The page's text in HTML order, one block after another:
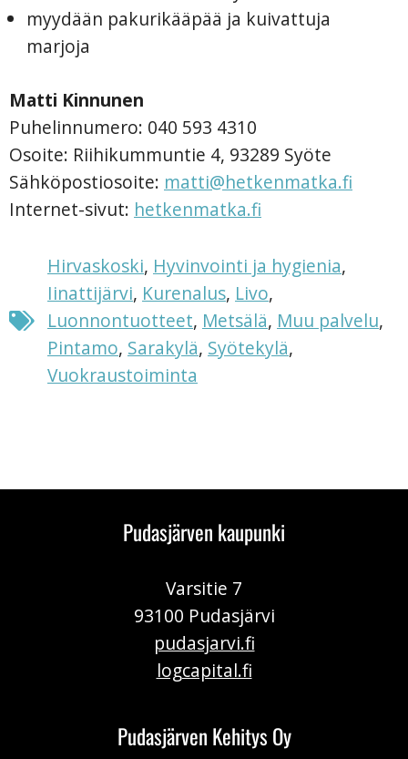
myydään pakurikääpää ja kuivattuja
marjoja
Matti Kinnunen
Puhelinnumero: 040 593 4310
Osoite: Riihikummuntie 4, 93289 Syöte
Sähköpostiosoite: matti@hetkenmatka.fi
Internet-sivut: hetkenmatka.fi
Hirvaskoski, Hyvinvointi ja hygienia,
Iinattijärvi, Kurenalus, Livo,
Luonnontuotteet, Metsälä, Muu palvelu,
Pintamo, Sarakylä, Syötekylä,
Vuokraustoiminta
Pudasjärven kaupunki
Varsitie 7
93100 Pudasjärvi
pudasjarvi.fi
logcapital.fi
Pudasjärven Kehitys Oy